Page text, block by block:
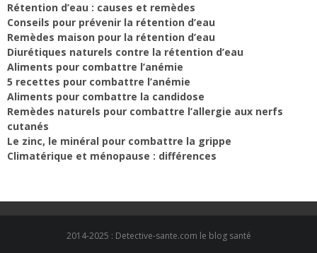
Rétention d’eau : causes et remèdes
Conseils pour prévenir la rétention d’eau
Remèdes maison pour la rétention d’eau
Diurétiques naturels contre la rétention d’eau
Aliments pour combattre l’anémie
5 recettes pour combattre l’anémie
Aliments pour combattre la candidose
Remèdes naturels pour combattre l’allergie aux nerfs
cutanés
Le zinc, le minéral pour combattre la grippe
Climatérique et ménopause : différences
2014-2025 : Detective-sante.com le blog santé